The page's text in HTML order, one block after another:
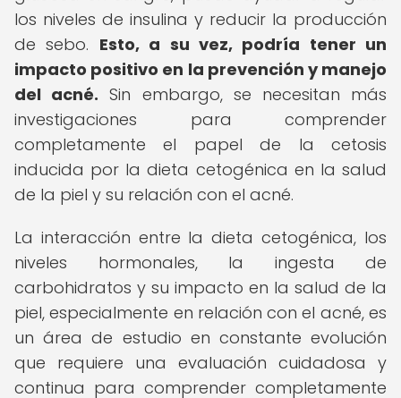
los niveles de insulina y reducir la producción
de sebo. Esto, a su vez, podría tener un
impacto positivo en la prevención y manejo
del acné. Sin embargo, se necesitan más
investigaciones para comprender
completamente el papel de la cetosis
inducida por la dieta cetogénica en la salud
de la piel y su relación con el acné.
La interacción entre la dieta cetogénica, los
niveles hormonales, la ingesta de
carbohidratos y su impacto en la salud de la
piel, especialmente en relación con el acné, es
un área de estudio en constante evolución
que requiere una evaluación cuidadosa y
continua para comprender completamente